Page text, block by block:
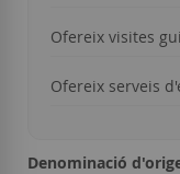
Ofereix visites
Ofereix serveis
Denominació